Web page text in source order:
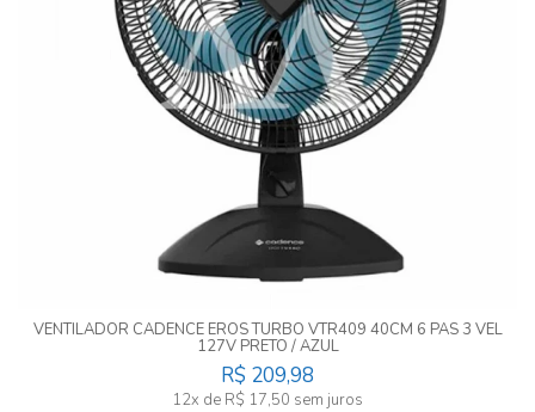
VENTILADOR CADENCE EROS TURBO VTR409 40CM 6 PAS 3 VEL
127V PRETO / AZUL
R$ 209,98
12x de R$ 17,50 sem juros